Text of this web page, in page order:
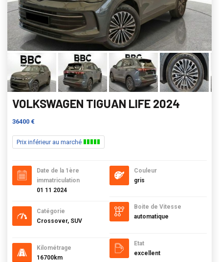
VOLKSWAGEN TIGUAN LIFE 2024
36400 €
Prix inférieur au marché
Date de la 1ère
immatriculation
01 11 2024
Catégorie
Crossover, SUV
Kilométrage
16700km
Couleur
gris
Boite de Vitesse
automatique
Etat
excellent